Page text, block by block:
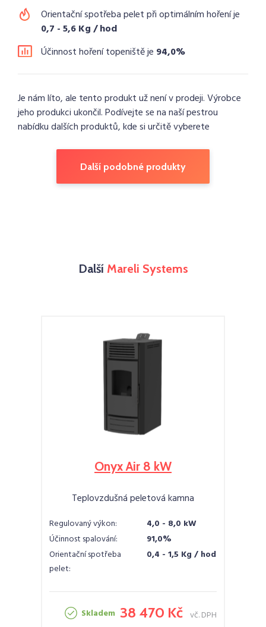
Orientační spotřeba pelet při optimálním hoření je
0,7 - 5,6 Kg / hod
Účinnost hoření topeniště je 94,0%
Je nám líto, ale tento produkt už není v prodeji. Výrobce
jeho produkci ukončil. Podívejte se na naší pestrou
nabídku dalších produktů, kde si určitě vyberete
Další podobné produkty
Další Mareli Systems
Onyx Air 8 kW
Teplovzdušná peletová kamna
Regulovaný výkon:
4,0 - 8,0 kW
Účinnost spalování:
91,0%
Orientační spotřeba
pelet:
0,4 - 1,5 Kg / hod
Skladem 38 470 Kč vč. DPH